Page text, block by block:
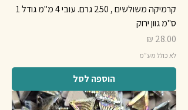
קרמיקה משולשים , 250 גרם. עובי 4 מ"מ גודל 1
ס"מ גוון ירוק
מחיר
לא כולל מע״מ
הוספה לסל